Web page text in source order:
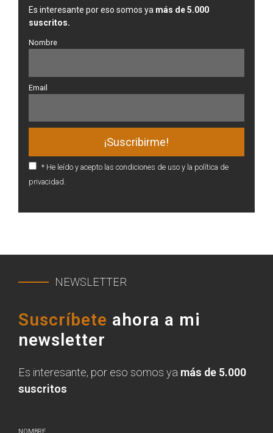
Es interesante por eso somos ya más de 5.000
suscritos.
Nombre
Email
* He leído y acepto las condiciones de uso y la política de
privacidad.
NEWSLETTER
Suscríbete ahora a mi
newsletter
Es interesante, por eso somos ya más de 5.000
suscritos